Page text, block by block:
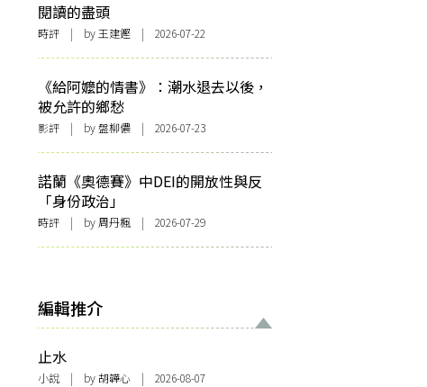
閱讀的盡頭
時評 | by 王建鏗 | 2026-07-22
《給阿嬤的情書》：潮水退去以後，
被允許的鄉愁
影評 | by 盤柳儂 | 2026-07-23
諾蘭《奧德賽》中DEI的開放性與反
「身份政治」
時評 | by 周丹楓 | 2026-07-29
編輯推介
止水
小說 | by 胡韡心 | 2026-08-07